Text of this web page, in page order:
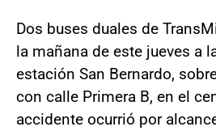
Dos buses duales de
la mañana de este jueves a
estación San Bernardo,
con calle Primera B, en el
accidente ocurrió por